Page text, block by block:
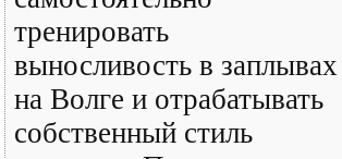
тренировать
выносливость в заплывах
на Волге и отрабатывать
собственный стиль